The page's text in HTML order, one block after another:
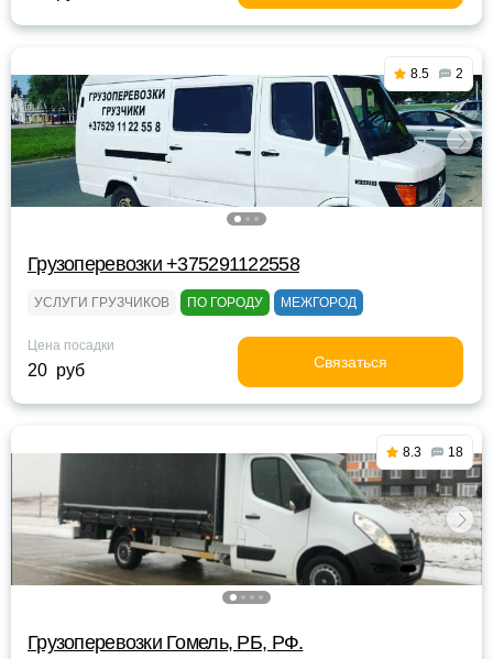
8.5 2
Грузоперевозки +375291122558
УСЛУГИ ГРУЗЧИКОВ ПО ГОРОДУ МЕЖГОРОД
Цена посадки
20 руб Связаться
8.3 18
Грузоперевозки Гомель, РБ, РФ.